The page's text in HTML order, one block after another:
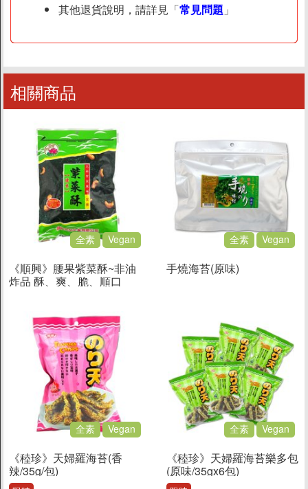
其他退貨說明，請詳見「常見問題 」
相關商品
全素 Vegan
《順興》腰果紫菜酥~非油
炸品 酥、爽、脆、順口
全素 Vegan
手燒海苔(原味)
全素 Vegan
《稑珍》天婦羅海苔(香
辣/35g/包)
全素 Vegan
《稑珍》天婦羅海苔樂多包
(原味/35gx6包)